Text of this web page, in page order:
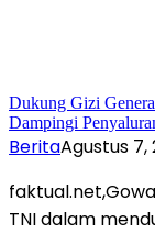
Dukung Gizi
Dampingi
BeritaAgustus 7,
TNI dalam